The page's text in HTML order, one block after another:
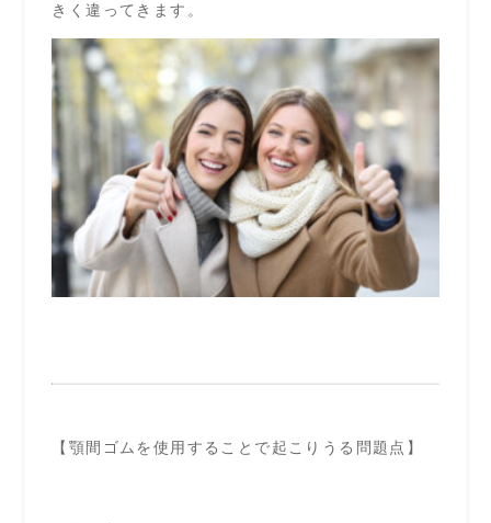
きく違ってきます。
【顎間ゴムを使用することで起こりうる問題点】